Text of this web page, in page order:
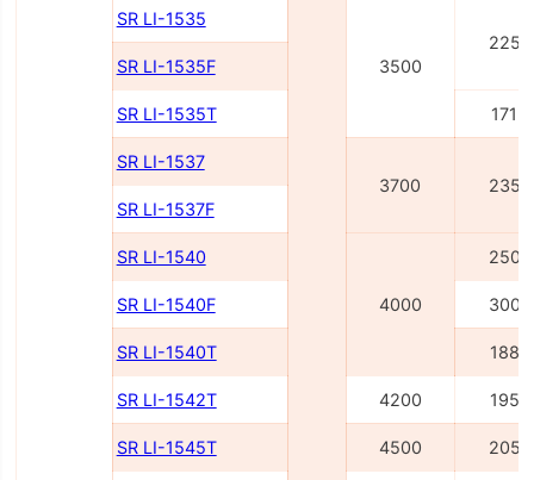
SR LI-1535
3500
2250
SR LI-1535F
SR LI-1535T 1715
SR LI-1537
3700
2350
SR LI-1537F
SR LI-1540
4000
2500
SR LI-1540F 3000
SR LI-1540Т 1885
SR LI-1542Т 4200 1955
SR LI-1545Т 4500 2055